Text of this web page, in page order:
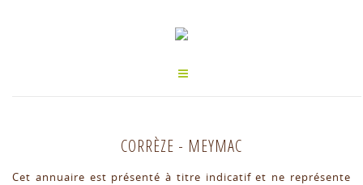
CORRÈZE - MEYMAC
Cet annuaire est présenté à titre indicatif et ne représente